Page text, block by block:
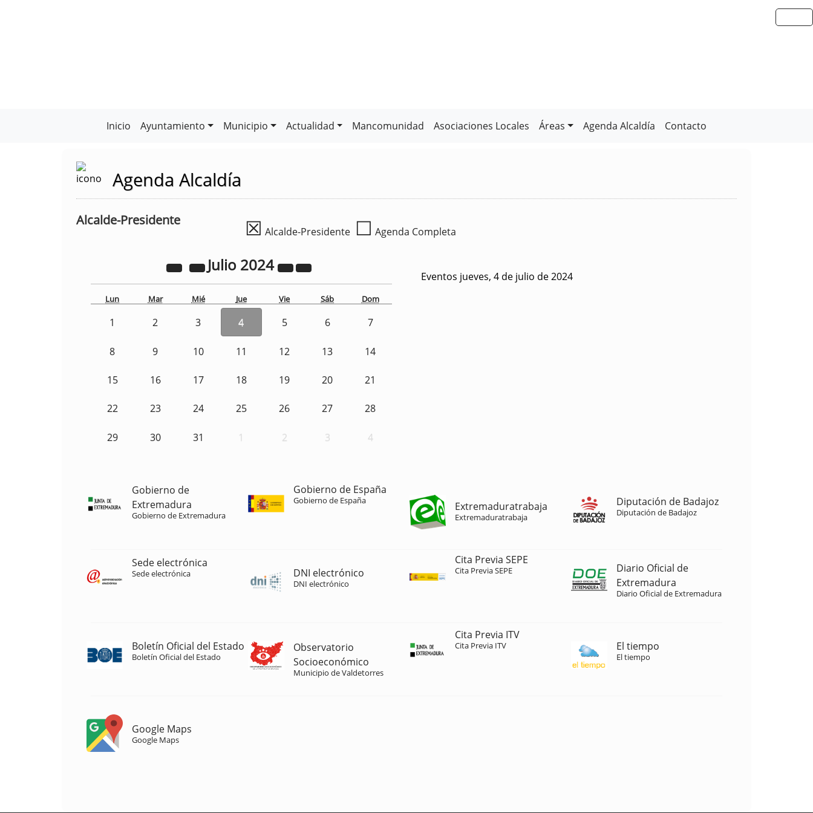
Inicio Ayuntamiento Municipio Actualidad Mancomunidad Asociaciones Locales Áreas Agenda Alcaldía Contacto
Agenda Alcaldía
Alcalde-Presidente ☒ Alcalde-Presidente ☐ Agenda Completa
Julio 2024
Lun Mar Mié Jue Vie Sáb Dom
1 2 3 4 5 6 7
8 9 10 11 12 13 14
15 16 17 18 19 20 21
22 23 24 25 26 27 28
29 30 31 1 2 3 4
Eventos jueves, 4 de julio de 2024
Gobierno de
Extremadura
Gobierno de Extremadura
Gobierno de España
Gobierno de España Extremaduratrabaja
Extremaduratrabaja
Diputación de Badajoz
Diputación de Badajoz
Sede electrónica
Sede electrónica DNI electrónico
DNI electrónico
Cita Previa SEPE
Cita Previa SEPE
Diario Oficial de
Extremadura
Diario Oficial de Extremadura
Boletín Oficial del Estado
Boletín Oficial del Estado
Observatorio
Socioeconómico
Municipio de Valdetorres
Cita Previa ITV
Cita Previa ITV El tiempo
El tiempo
Google Maps
Google Maps